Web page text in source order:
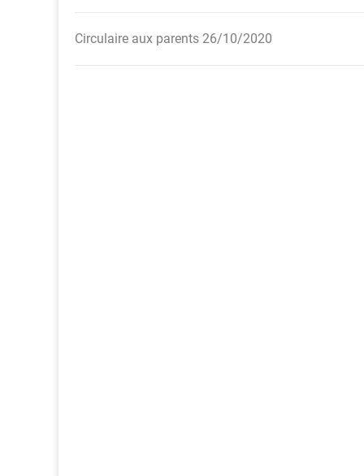
Navigation
Circulaire aux parents 26/10/2020